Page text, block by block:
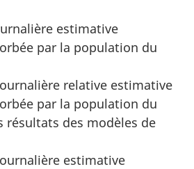
estimative
par la population du
relative estimative
par la population du
résultats des modèles de
estimative